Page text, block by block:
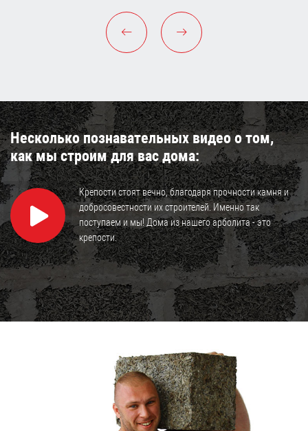
Несколько познавательных видео о том,
как мы строим для вас дома:
Крепости стоят вечно, благодаря прочности камня и
добросовестности их строителей. Именно так
поступаем и мы! Дома из нашего арболита - это
крепости.